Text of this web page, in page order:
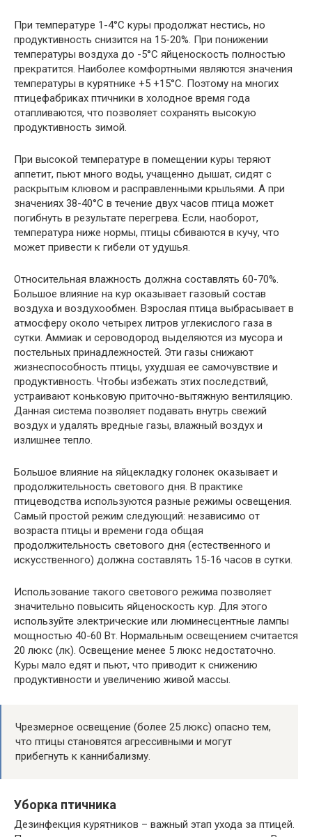
При температуре 1-4°С куры продолжат нестись, но
продуктивность снизится на 15-20%. При понижении
температуры воздуха до -5°С яйценоскость полностью
прекратится. Наиболее комфортными являются значения
температуры в курятнике +5 +15°С. Поэтому на многих
птицефабриках птичники в холодное время года
отапливаются, что позволяет сохранять высокую
продуктивность зимой.
При высокой температуре в помещении куры теряют
аппетит, пьют много воды, учащенно дышат, сидят с
раскрытым клювом и расправленными крыльями. А при
значениях 38-40°С в течение двух часов птица может
погибнуть в результате перегрева. Если, наоборот,
температура ниже нормы, птицы сбиваются в кучу, что
может привести к гибели от удушья.
Относительная влажность должна составлять 60-70%.
Большое влияние на кур оказывает газовый состав
воздуха и воздухообмен. Взрослая птица выбрасывает в
атмосферу около четырех литров углекислого газа в
сутки. Аммиак и сероводород выделяются из мусора и
постельных принадлежностей. Эти газы снижают
жизнеспособность птицы, ухудшая ее самочувствие и
продуктивность. Чтобы избежать этих последствий,
устраивают коньковую приточно-вытяжную вентиляцию.
Данная система позволяет подавать внутрь свежий
воздух и удалять вредные газы, влажный воздух и
излишнее тепло.
Большое влияние на яйцекладку голонек оказывает и
продолжительность светового дня. В практике
птицеводства используются разные режимы освещения.
Самый простой режим следующий: независимо от
возраста птицы и времени года общая
продолжительность светового дня (естественного и
искусственного) должна составлять 15-16 часов в сутки.
Использование такого светового режима позволяет
значительно повысить яйценоскость кур. Для этого
используйте электрические или люминесцентные лампы
мощностью 40-60 Вт. Нормальным освещением считается
20 люкс (лк). Освещение менее 5 люкс недостаточно.
Куры мало едят и пьют, что приводит к снижению
продуктивности и увеличению живой массы.
Чрезмерное освещение (более 25 люкс) опасно тем,
что птицы становятся агрессивными и могут
прибегнуть к каннибализму.
Уборка птичника
Дезинфекция курятников – важный этап ухода за птицей.